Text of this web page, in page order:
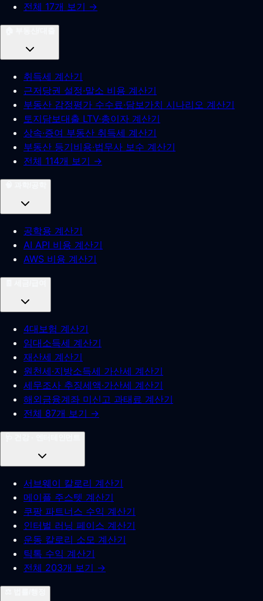
전체 17개 보기 →
취득세 계산기
근저당권 설정·말소 비용 계산기
부동산 감정평가 수수료·담보가치 시나리오 계산기
토지담보대출 LTV·총이자 계산기
상속·증여 부동산 취득세 계산기
부동산 등기비용·법무사 보수 계산기
전체 114개 보기 →
공학용 계산기
AI API 비용 계산기
AWS 비용 계산기
4대보험 계산기
임대소득세 계산기
재산세 계산기
원천세·지방소득세 가산세 계산기
세무조사 추징세액·가산세 계산기
해외금융계좌 미신고 과태료 계산기
전체 87개 보기 →
서브웨이 칼로리 계산기
메이플 주스텟 계산기
쿠팡 파트너스 수익 계산기
인터벌 러닝 페이스 계산기
운동 칼로리 소모 계산기
틱톡 수익 계산기
전체 203개 보기 →